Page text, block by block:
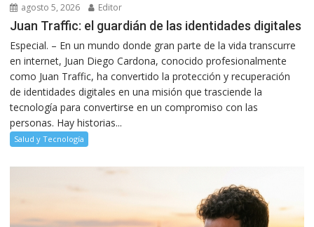
agosto 5, 2026 Editor
Juan Traffic: el guardián de las identidades digitales
Especial. – En un mundo donde gran parte de la vida transcurre
en internet, Juan Diego Cardona, conocido profesionalmente
como Juan Traffic, ha convertido la protección y recuperación
de identidades digitales en una misión que trasciende la
tecnología para convertirse en un compromiso con las
personas. Hay historias...
Salud y Tecnología